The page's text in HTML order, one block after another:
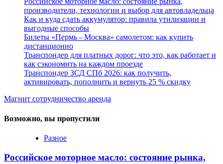
производители, технологии и выбор для автовладельца
Как и куда сдать аккумулятор: правила утилизации и
выгодные способы
Билеты «Пермь – Москва» самолетом: как купить
дистанционно
Транспондер для платных дорог: что это, как работает и
как сэкономить на каждом проезде
Транспондер ЗСД СПб 2026: как получить,
активировать, пополнить и вернуть 25 % скидку
Магнит сотрудничество аренда
Возможно, вы пропустили
Разное
Российское моторное масло: состояние рынка,